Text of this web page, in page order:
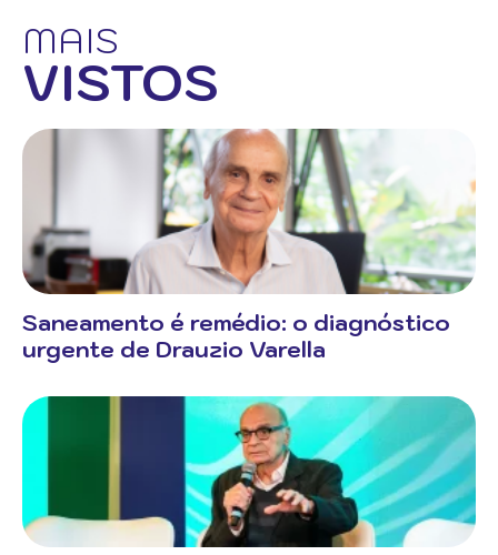
MAIS
VISTOS
Saneamento é remédio: o diagnóstico
urgente de Drauzio Varella